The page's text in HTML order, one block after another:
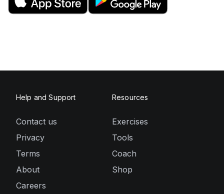
Help and Support
Contact us
Privacy
Terms
About
Careers
Resources
Exercises
Tools
Coach
Shop